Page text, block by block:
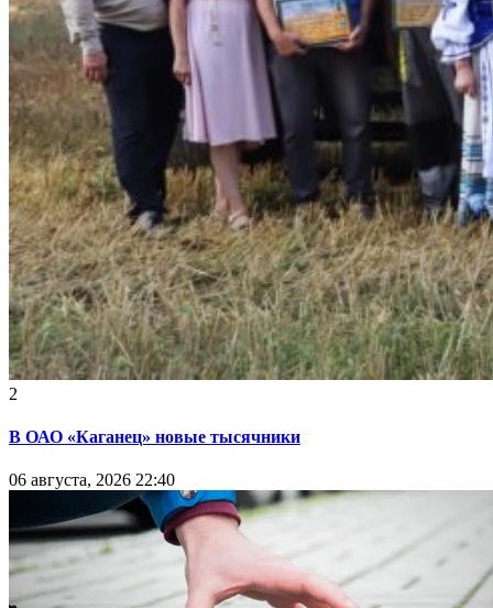
2
В ОАО «Каганец» новые тысячники
06 августа, 2026 22:40